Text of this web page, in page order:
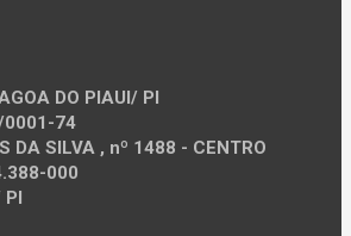
DO PIAUI/ PI
0001-74
DA SILVA , nº 1488 - CENTRO
000